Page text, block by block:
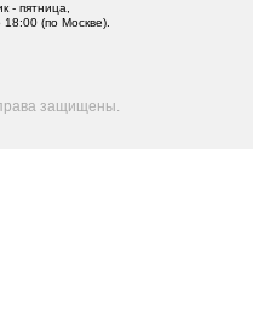
- пятница,
(по Москве).
защищены